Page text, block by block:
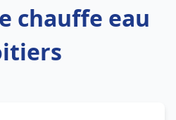
chauffe eau